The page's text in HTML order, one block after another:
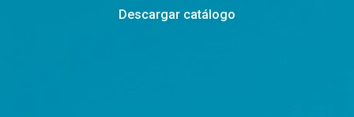
Descargar catálogo